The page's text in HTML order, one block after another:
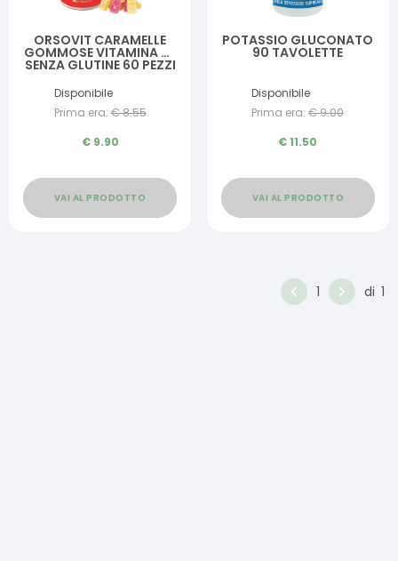
ORSOVIT CARAMELLE
GOMMOSE VITAMINA BB
SENZA GLUTINE 60 PEZZI
Disponibile
Prima era: €8.55
€ 9.90
VAI AL PRODOTTO
POTASSIO GLUCONATO
90 TAVOLETTE
Disponibile
Prima era: €9.00
€11.50
VAI AL PRODOTTO
1 di 1